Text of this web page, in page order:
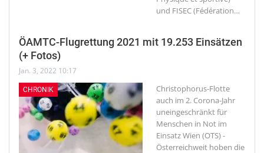
und FISEC (Fédération…
ÖAMTC-Flugrettung 2021 mit 19.253 Einsätzen
(+ Fotos)
Jan. 3, 2022 10:17
CHRONIK
Christophorus-Flotte
auch im 2. Corona-Jahr
uneingeschränkt für
Menschen in Not im
EinsatzWien (OTS) -
Österreichweit hoben die